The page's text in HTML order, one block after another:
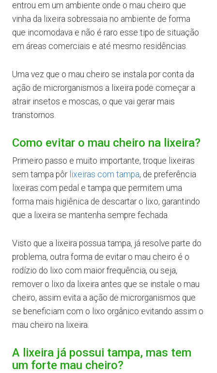
entrou em um ambiente onde o mau cheiro que
vinha da lixeira sobressaia no ambiente de forma
que incomodava e não é raro esse tipo de situação
em áreas comerciais e até mesmo residências.
Uma vez que o mau cheiro se instala por conta da
ação de microrganismos a lixeira pode começar a
atrair insetos e moscas, o que vai gerar mais
transtornos.
Como evitar o mau cheiro na lixeira?
Primeiro passo e muito importante, troque lixeiras
sem tampa pôr lixeiras com tampa, de preferência
lixeiras com pedal e tampa que permitem uma
forma mais higiênica de descartar o lixo, garantindo
que a lixeira se mantenha sempre fechada.
Visto que a lixeira possua tampa, já resolve parte do
problema, outra forma de evitar o mau cheiro é o
rodízio do lixo com maior frequência, ou seja,
remover o lixo da lixeira antes que se instale o mau
cheiro, assim evita a ação de microrganismos que
se beneficiam com o lixo orgânico evitando assim o
mau cheiro na lixeira.
A lixeira já possui tampa, mas tem
um forte mau cheiro?